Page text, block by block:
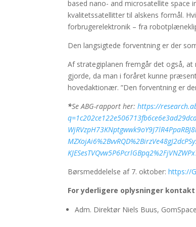
based nano- and microsatellite space
kvalitetssatellitter til alskens formål.
forbrugerelektronik – fra
Den langsigtede forventning er der
Af strategiplanen fremgår det også,
gjorde, da man i foråret kunne
hovedaktionær. ”Den forventning er
*Se ABG-rapport her:https://
Børsmeddelelse af 7. oktober:https://
For yderligere oplysninger
Adm. Direktør Niels Buus,